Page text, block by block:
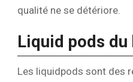
qualité ne se détériore.
Liquid pods du
Les liquidpods sont des